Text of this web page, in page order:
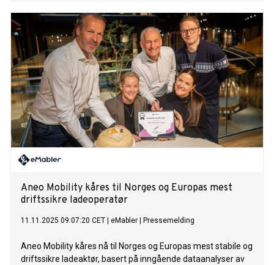
Aneo Mobility kåres til Norges og Europas mest
driftssikre ladeoperatør
11.11.2025 09:07:20 CET eMabler Pressemelding
Aneo Mobility kåres nå til Norges og Europas mest stabile og
driftssikre ladeaktør, basert på inngående dataanalyser av